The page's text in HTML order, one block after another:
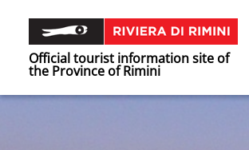
Official tourist information site of
the Province of Rimini